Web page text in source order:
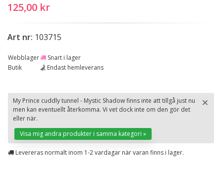
125,00 kr
Art nr: 103715
Webblager
Snart i lager
Butik
Endast hemleverans
×
My Prince cuddly tunnel - Mystic Shadow finns inte att tillgå just nu
men kan eventuellt återkomma. Vi vet dock inte om den gör det
eller när.
Visa mig andra produkter i samma kategori »
Levereras normalt inom 1-2 vardagar när varan finns i lager.